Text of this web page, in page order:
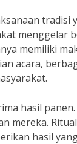
menggelar
memiliki
acara,
hasil
mereka.
hasil